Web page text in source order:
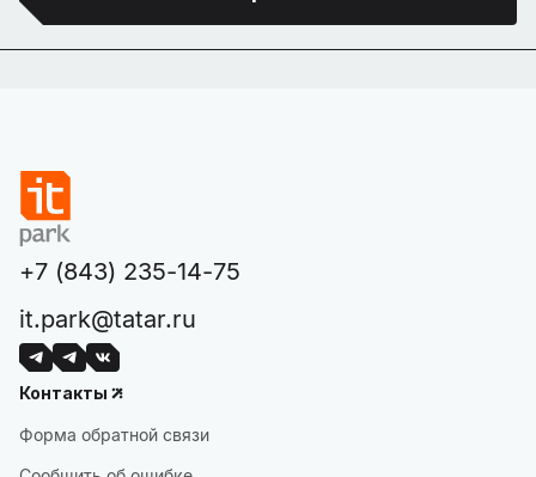
+7 (843) 235-14-75
it.park@tatar.ru
Контакты
Форма обратной связи